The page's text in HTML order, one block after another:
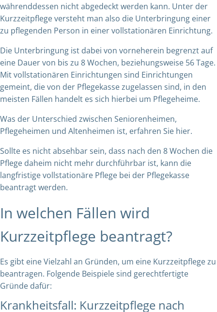
währenddessen nicht abgedeckt werden kann. Unter der
Kurzzeitpflege versteht man also die Unterbringung einer
zu pflegenden Person in einer vollstationären Einrichtung.
Die Unterbringung ist dabei von vorneherein begrenzt auf
eine Dauer von bis zu 8 Wochen, beziehungsweise 56 Tage.
Mit vollstationären Einrichtungen sind Einrichtungen
gemeint, die von der Pflegekasse zugelassen sind, in den
meisten Fällen handelt es sich hierbei um Pflegeheime.
Was der Unterschied zwischen Seniorenheimen,
Pflegeheimen und Altenheimen ist, erfahren Sie hier.
Sollte es nicht absehbar sein, dass nach den 8 Wochen die
Pflege daheim nicht mehr durchführbar ist, kann die
langfristige vollstationäre Pflege bei der Pflegekasse
beantragt werden.
In welchen Fällen wird
Kurzzeitpflege beantragt?
Es gibt eine Vielzahl an Gründen, um eine Kurzzeitpflege zu
beantragen. Folgende Beispiele sind gerechtfertigte
Gründe dafür:
Krankheitsfall: Kurzzeitpflege nach